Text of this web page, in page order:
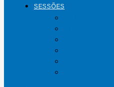
SESSÕES